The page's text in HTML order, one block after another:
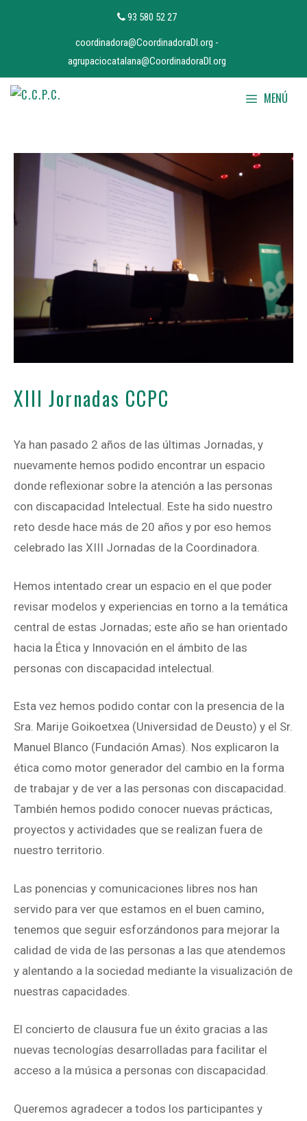
93 580 52 27
coordinadora@CoordinadoraDI.org -
agrupaciocatalana@CoordinadoraDI.org
MENÚ
XIII Jornadas CCPC
Ya han pasado 2 años de las últimas Jornadas, y
nuevamente hemos podido encontrar un espacio
donde reflexionar sobre la atención a las personas
con discapacidad Intelectual. Este ha sido nuestro
reto desde hace más de 20 años y por eso hemos
celebrado las XIII Jornadas de la Coordinadora.
Hemos intentado crear un espacio en el que poder
revisar modelos y experiencias en torno a la temática
central de estas Jornadas; este año se han orientado
hacia la Ética y Innovación en el ámbito de las
personas con discapacidad intelectual.
Esta vez hemos podido contar con la presencia de la
Sra. Marije Goikoetxea (Universidad de Deusto) y el Sr.
Manuel Blanco (Fundación Amas). Nos explicaron la
ética como motor generador del cambio en la forma
de trabajar y de ver a las personas con discapacidad.
También hemos podido conocer nuevas prácticas,
proyectos y actividades que se realizan fuera de
nuestro territorio.
Las ponencias y comunicaciones libres nos han
servido para ver que estamos en el buen camino,
tenemos que seguir esforzándonos para mejorar la
calidad de vida de las personas a las que atendemos
y alentando a la sociedad mediante la visualización de
nuestras capacidades.
El concierto de clausura fue un éxito gracias a las
nuevas tecnologías desarrolladas para facilitar el
acceso a la música a personas con discapacidad.
Queremos agradecer a todos los participantes y